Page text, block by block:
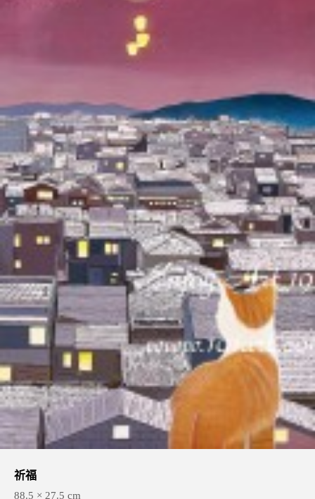
祈福
88.5 × 27.5 cm